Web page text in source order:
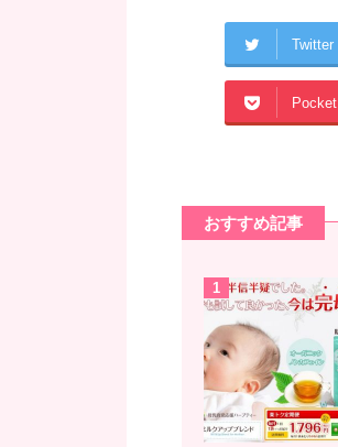
Twitter
Pocket
おすすめ記事
1